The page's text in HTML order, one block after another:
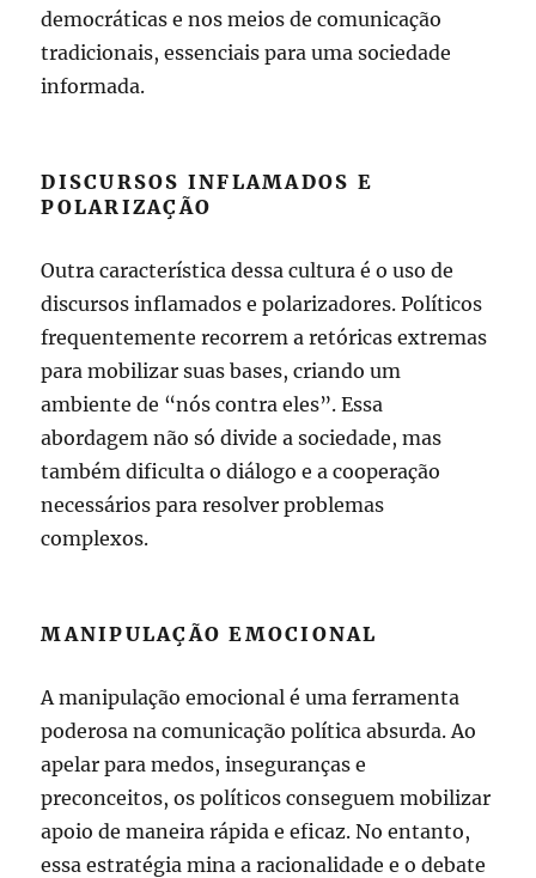
democráticas e nos meios de comunicação
tradicionais, essenciais para uma sociedade
informada.
DISCURSOS INFLAMADOS E
POLARIZAÇÃO
Outra característica dessa cultura é o uso de
discursos inflamados e polarizadores. Políticos
frequentemente recorrem a retóricas extremas
para mobilizar suas bases, criando um
ambiente de “nós contra eles”. Essa
abordagem não só divide a sociedade, mas
também dificulta o diálogo e a cooperação
necessários para resolver problemas
complexos.
MANIPULAÇÃO EMOCIONAL
A manipulação emocional é uma ferramenta
poderosa na comunicação política absurda. Ao
apelar para medos, inseguranças e
preconceitos, os políticos conseguem mobilizar
apoio de maneira rápida e eficaz. No entanto,
essa estratégia mina a racionalidade e o debate